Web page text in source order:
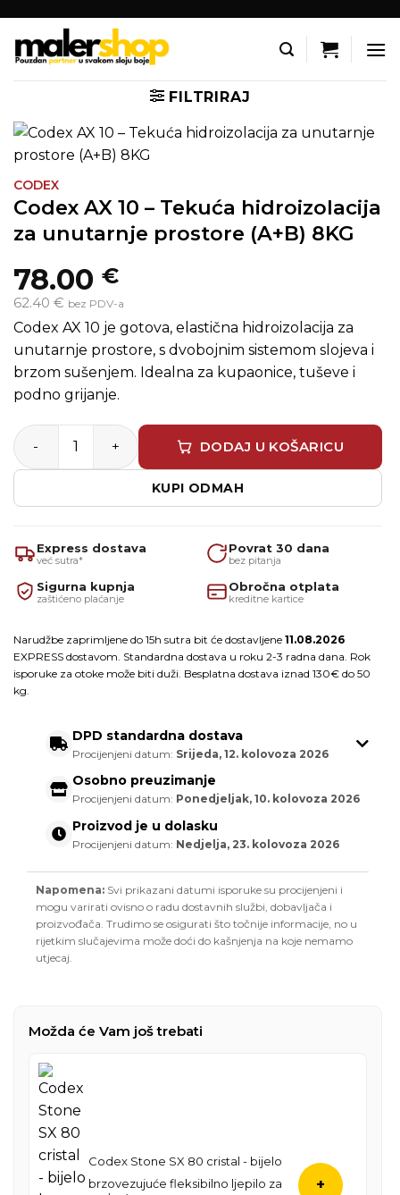
content
FILTRIRAJ
CODEX
Codex AX 10 – Tekuća hidroizolacija
za unutarnje prostore (A+B) 8KG
78.00 €
62.40 € bez PDV-a
Codex AX 10 je gotova, elastična hidroizolacija za
unutarnje prostore, s dvobojnim sistemom slojeva i
brzom sušenjem. Idealna za kupaonice, tuševe i
podno grijanje.
Codex AX 10 – Tekuća hidroizolacija za unutarnje
DODAJ U KOŠARICU
KUPI ODMAH
Express dostava
već sutra*
Povrat 30 dana
bez pitanja
Sigurna kupnja
zaštićeno plaćanje
Obročna otplata
kreditne kartice
Narudžbe zaprimljene do 15h sutra bit će dostavljene 11.08.2026
EXPRESS dostavom. Standardna dostava u roku 2-3 radna dana. Rok
isporuke za otoke može biti duži. Besplatna dostava iznad 130€ do 50
kg.
DPD standardna dostava
Procijenjeni datum: Srijeda, 12. kolovoza 2026
Osobno preuzimanje
Procijenjeni datum: Ponedjeljak, 10. kolovoza 2026
Proizvod je u dolasku
Procijenjeni datum: Nedjelja, 23. kolovoza 2026
Napomena: Svi prikazani datumi isporuke su procijenjeni i
mogu varirati ovisno o radu dostavnih službi, dobavljača i
proizvođača. Trudimo se osigurati što točnije informacije, no u
rijetkim slučajevima može doći do kašnjenja na koje nemamo
utjecaj.
Možda će Vam još trebati
Codex Stone SX 80 cristal - bijelo
brzovezujuće fleksibilno ljepilo za
+